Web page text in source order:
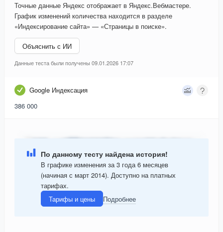
Точные данные Яндекс отображает в Яндекс.Вебмастере.
График изменений количества находится в разделе
«Индексирование сайта» — «Страницы в поиске».
Объяснить с ИИ
Данные теста были получены 09.01.2026 17:07
Google Индексация
386 000
По данному тесту найдена история!
В графике изменения за 3 года 6 месяцев
(начиная с март 2014). Доступно на платных
тарифах.
Тарифы и цены
Подробнее